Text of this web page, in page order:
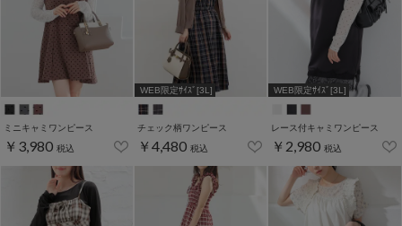
ミニキャミワンピース
￥3,980 税込
WEB限定ｻｲｽﾞ[3L]
チェック柄ワンピース
￥4,480 税込
WEB限定ｻｲｽﾞ[3L]
レース付キャミワンピース
￥2,980 税込